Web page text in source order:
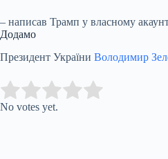
– написав Трамп у власному
Додамо
Президент України Володимир
Rate this item:
No votes yet.